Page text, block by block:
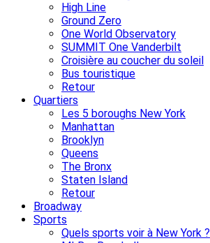
High Line
Ground Zero
One World Observatory
SUMMIT One Vanderbilt
Croisière au coucher du soleil
Bus touristique
Retour
Quartiers
Les 5 boroughs New York
Manhattan
Brooklyn
Queens
The Bronx
Staten Island
Retour
Broadway
Sports
Quels sports voir à New York ?